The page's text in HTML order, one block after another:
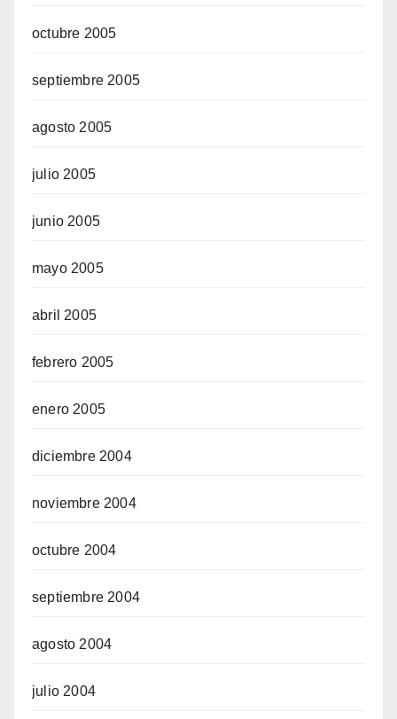
octubre 2005
septiembre 2005
agosto 2005
julio 2005
junio 2005
mayo 2005
abril 2005
febrero 2005
enero 2005
diciembre 2004
noviembre 2004
octubre 2004
septiembre 2004
agosto 2004
julio 2004